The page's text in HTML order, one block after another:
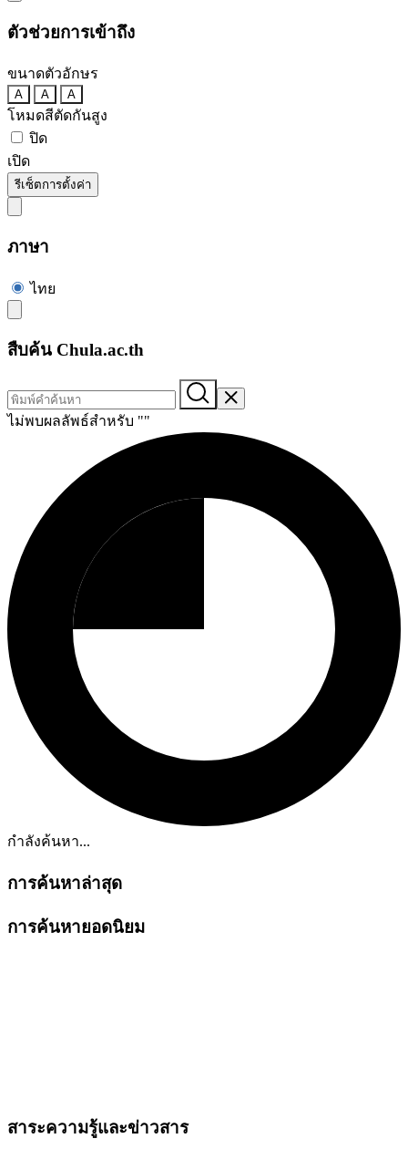
ตัวช่วยการเข้าถึง
ขนาดตัวอักษร
A A A
โหมดสีตัดกันสูง
ปิด
เปิด
รีเซ็ตการตั้งค่า
ภาษา
ไทย
สืบค้น Chula.ac.th
ไม่พบผลลัพธ์สำหรับ ""
กำลังค้นหา...
การค้นหาล่าสุด
การค้นหายอดนิยม
สาระความรู้และข่าวสาร